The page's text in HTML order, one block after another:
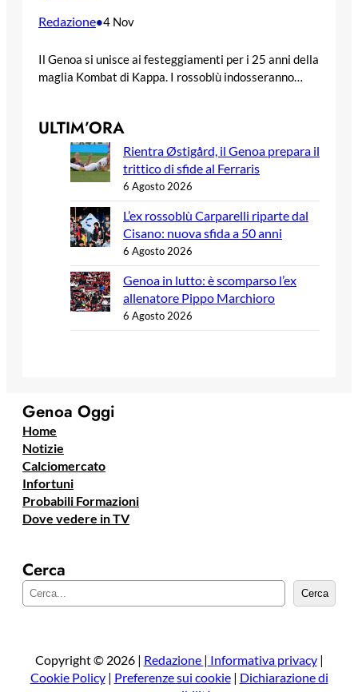
Redazione•4 Nov
Il Genoa si unisce ai festeggiamenti per i 25 anni della
maglia Kombat di Kappa. I rossoblù indosseranno…
ULTIM’ORA
Rientra Østigård, il Genoa prepara il
trittico di sfide al Ferraris
6 Agosto 2026
L’ex rossoblù Carparelli riparte dal
Cisano: nuova sfida a 50 anni
6 Agosto 2026
Genoa in lutto: è scomparso l’ex
allenatore Pippo Marchioro
6 Agosto 2026
Genoa Oggi
Home
Notizie
Calciomercato
Infortuni
Probabili Formazioni
Dove vedere in TV
Cerca
e
a
Cerca
Copyright © 2026 | Redazione | Informativa privacy|
Cookie Policy| Preferenze sui cookie| Dichiarazione di